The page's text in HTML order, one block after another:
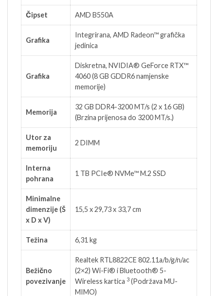
Čipset AMD B550A
Grafika
Integrirana, AMD Radeon™ grafička
jedinica
Grafika
Diskretna, NVIDIA® GeForce RTX™
4060 (8 GB GDDR6 namjenske
memorije)
Memorija
32 GB DDR4-3200 MT/s (2 x 16 GB)
(Brzina prijenosa do 3200 MT/s.)
Utor za
memoriju
2 DIMM
Interna
pohrana
1 TB PCIe® NVMe™ M.2 SSD
Minimalne
dimenzije (Š
x D x V)
15,5 x 29,73 x 33,7 cm
Težina 6,31 kg
Bežično
povezivanje
Realtek RTL8822CE 802.11a/b/g/n/ac
(2×2) Wi-Fi® i Bluetooth® 5-
Wireless kartica 3 (Podržava MU-
MIMO)